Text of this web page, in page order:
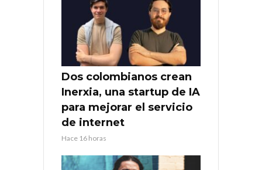
Dos colombianos crean
Inerxia, una startup de IA
para mejorar el servicio
de internet
Hace 16 horas